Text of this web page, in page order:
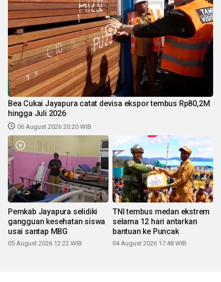
Bea Cukai Jayapura catat devisa ekspor tembus Rp80,2M
hingga Juli 2026
06 August 2026 20:20 WIB
Pemkab Jayapura selidiki
gangguan kesehatan siswa
usai santap MBG
05 August 2026 12:22 WIB
TNI tembus medan ekstrem
selama 12 hari antarkan
bantuan ke Puncak
04 August 2026 17:48 WIB